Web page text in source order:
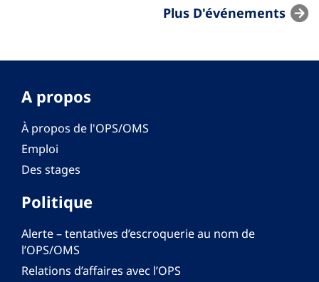
Plus D'événements
A propos
À propos de l'OPS/OMS
Emploi
Des stages
Politique
Alerte – tentatives d’escroquerie au nom de
l’OPS/OMS
Relations d’affaires avec l’OPS